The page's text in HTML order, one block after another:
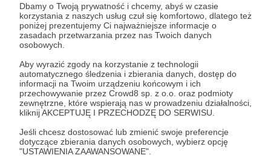
Dbamy o Twoją prywatność i chcemy, abyś w czasie
korzystania z naszych usług czuł się komfortowo, dlatego też
poniżej prezentujemy Ci najważniejsze informacje o
zasadach przetwarzania przez nas Twoich danych
osobowych.
Aby wyrazić zgody na korzystanie z technologii
automatycznego śledzenia i zbierania danych, dostęp do
informacji na Twoim urządzeniu końcowym i ich
przechowywanie przez Crowd8 sp. z o.o. oraz podmioty
zewnętrzne, które wspierają nas w prowadzeniu działalności,
kliknij AKCEPTUJĘ I PRZECHODZĘ DO SERWISU.
Jeśli chcesz dostosować lub zmienić swoje preferencje
dotyczące zbierania danych osobowych, wybierz opcję
"USTAWIENIA ZAAWANSOWANE".
Jesteśmy Ci wdzięczni potrójnie za tak hojne
wsparcie! Chcemy się Tobie odwdzięczyć dając
Ci możliwość uzyskania comiesięcznych inspiracji
do pracy z uczniami na lekcjach. W każdym
miesiącu otrzymasz od nas wybrane
materiały dydaktycznew postaci np.:
scenariuszy, instrukcji prowadzenia zajęć, zabaw
wymyślonych przez nas pomysłów, stosowanie do
etapu nauczania (przedszkola, klasy 1-3, 4-6, 7-8 i